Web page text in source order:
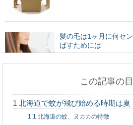
髪の毛は1ヶ月に何セ
ばすためには
親が貸したお金を返さ
時の対処法
この記事の
1 北海道で蚊が飛び始める時期は夏
1.1 北海道の蚊、ヌカカの特徴